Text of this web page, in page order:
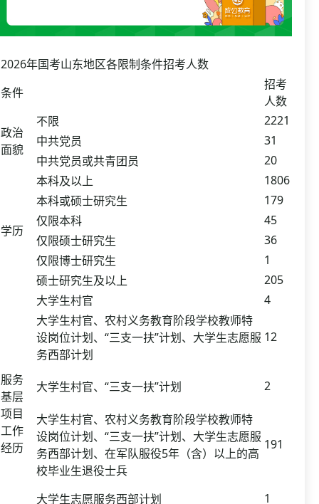
2026年国考山东地区各限制条件招考人数
条件
招考
人数
政治
面貌
不限
2221
中共党员
31
中共党员或共青团员
20
学历
本科及以上
1806
本科或硕士研究生
179
仅限本科
45
仅限硕士研究生
36
仅限博士研究生
1
硕士研究生及以上
205
服务
基层
项目
工作
经历
大学生村官
4
大学生村官、农村义务教育阶段学校教师特
设岗位计划、“三支一扶”计划、大学生志愿服
务西部计划
12
大学生村官、“三支一扶”计划 2
大学生村官、农村义务教育阶段学校教师特
设岗位计划、“三支一扶”计划、大学生志愿服
务西部计划、在军队服役5年（含）以上的高
校毕业生退役士兵
191
大学生志愿服务西部计划
1